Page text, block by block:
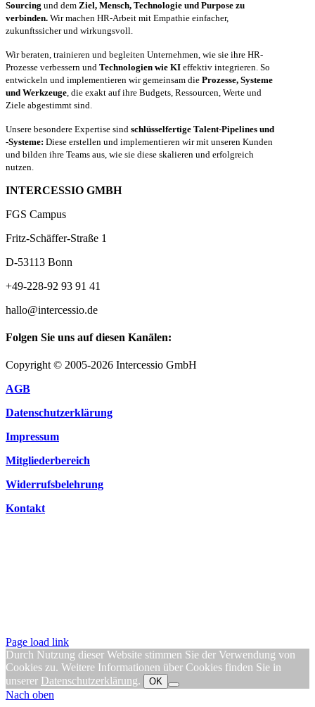
Sourcing und dem Ziel, Mensch, Technologie und Purpose zu
verbinden. Wir machen HR-Arbeit mit Empathie einfacher,
zukunftssicher und wirkungsvoll.
Wir beraten, trainieren und begleiten Unternehmen, wie sie ihre HR-
Prozesse verbessern und Technologien wie KI effektiv integrieren. So
entwickeln und implementieren wir gemeinsam die Prozesse, Systeme
und Werkzeuge , die exakt auf ihre Budgets, Ressourcen, Werte und
Ziele abgestimmt sind.
Unsere besondere Expertise sind schlüsselfertige Talent-Pipelines und
-Systeme: Diese erstellen und implementieren wir mit unseren Kunden
und bilden ihre Teams aus, wie sie diese skalieren und erfolgreich
nutzen.
INTERCESSIO GMBH
FGS Campus
Fritz-Schäffer-Straße 1
D-53113 Bonn
+49-228-92 93 91 41
hallo@intercessio.de
Folgen Sie uns auf diesen Kanälen:
Copyright © 2005-2026 Intercessio GmbH
AGB
Datenschutzerklärung
Impressum
Mitgliederbereich
Widerrufsbelehrung
Kontakt
Page load link
Durch Nutzung dieser Website stimmen Sie der Verwendung von
Cookies zu. Weitere Informationen über Cookies finden Sie in
unserer Datenschutzerklärung. OK
Nach oben